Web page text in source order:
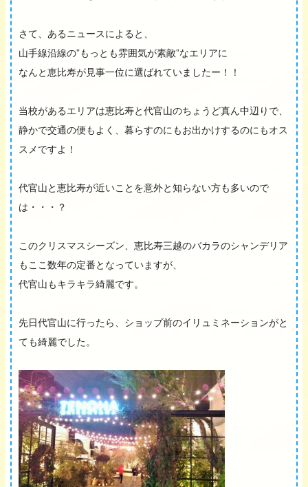
さて、あるニュースによると、
山手線沿線の”もっとも雰囲気が素敵”なエリアに
なんと恵比寿が見事一位に選ばれていましたー！！
当校があるエリアは恵比寿と代官山のちょうど真ん中辺りで、
静かで交通の便もよく、暮らすのにもお出かけするのにもオス
スメですよ！
代官山と恵比寿が近いことを意外と知らない方も多いので
は・・・？
このクリスマスシーズン、恵比寿三越のバカラのシャンデリア
もここ数年の定番となっていますが、
代官山もキラキラ綺麗です。
先日代官山に行ったら、ショップ前のイリュミネーションがと
ても綺麗でした。